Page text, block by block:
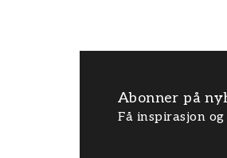
Abonner på
Få inspirasjon